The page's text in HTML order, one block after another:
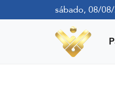
sábado, 08/